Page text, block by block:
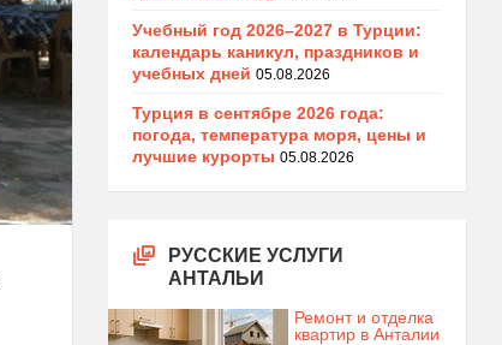
Учебный год 2026–2027 в Турции:
календарь каникул, праздников и
учебных дней 05.08.2026
Турция в сентябре 2026 года:
погода, температура моря, цены и
лучшие курорты 05.08.2026
РУССКИЕ УСЛУГИ
АНТАЛЬИ
Ремонт и отделка
квартир в Анталии